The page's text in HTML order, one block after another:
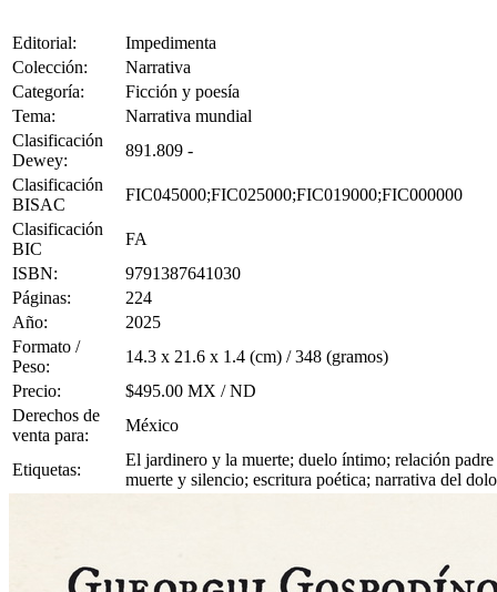
Editorial:
Impedimenta
Colección:
Narrativa
Categoría:
Ficción y poesía
Tema:
Narrativa mundial
Clasificación
Dewey:
891.809 -
Clasificación
BISAC
FIC045000;FIC025000;FIC019000;FIC000000
Clasificación
BIC
FA
ISBN:
9791387641030
Páginas:
224
Año:
2025
Formato /
Peso:
14.3 x 21.6 x 1.4 (cm) / 348 (gramos)
Precio:
$495.00 MX / ND
Derechos de
venta para:
México
Etiquetas:
El jardinero y la muerte; duelo íntimo; relación
muerte y silencio; escritura poética; narrativa del